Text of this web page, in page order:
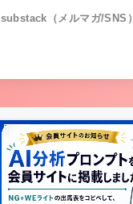
substack（メルマガ/SNS）